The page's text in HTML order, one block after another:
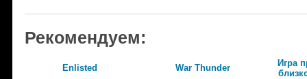
Рекомендуем:
Enlisted War Thunder
Игра